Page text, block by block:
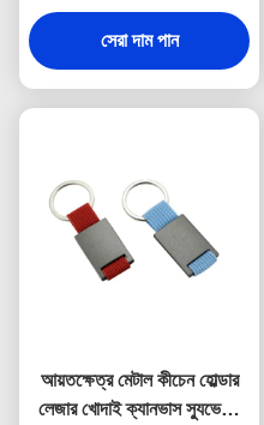
কীরিং
সেরা দাম পান
আয়তক্ষেত্র মেটাল কীচেন হোল্ডার
লেজার খোদাই ক্যানভাস স্যুভেনির